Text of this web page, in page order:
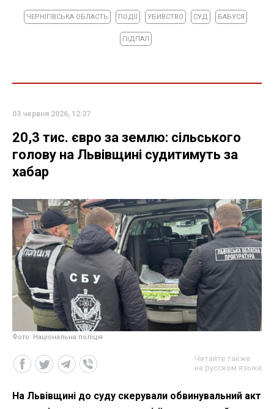
ЧЕРНІГІВСЬКА ОБЛАСТЬ ПОДІЇ УБИВСТВО СУД БАБУСЯ
ПІДПАЛ
03 червня 2026, 12:37
20,3 тис. євро за землю: сільського
голову на Львівщині судитимуть за
хабар
Фото: Національна поліція
Читайте также
на русском языке
На Львівщині до суду скерували обвинувальний акт